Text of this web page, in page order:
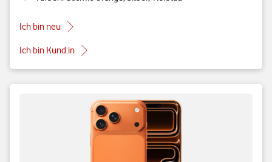
Ich bin neu
Ich bin Kund:in